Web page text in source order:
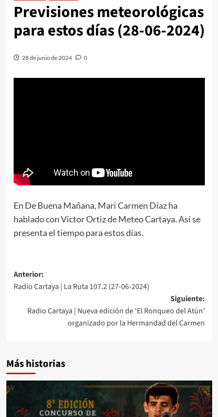
Previsiones meteorológicas
para estos días (28-06-2024)
28 de junio de 2024 0
En De Buena Mañana, Mari Carmen Díaz ha
hablado con Víctor Ortiz de Meteo Cartaya. Así se
presenta el tiempo para estos días.
Anterior:
Radio Cartaya | La Ruta 107.2 (27-06-2024)
Siguiente:
Radio Cartaya | Nueva edición de ‘El Ronqueo del Atún’
organizado por la Hermandad del Carmen
Más historias